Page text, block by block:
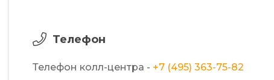
Телефон
Телефон колл-центра - +7 (495) 363-75-82